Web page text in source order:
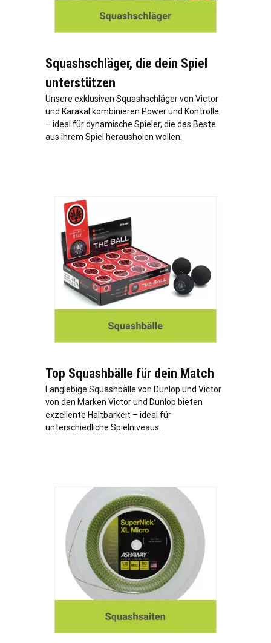
Squashschläger, die dein Spiel
unterstützen
Unsere exklusiven Squashschläger von Victor
und Karakal kombinieren Power und Kontrolle
– ideal für dynamische Spieler, die das Beste
aus ihrem Spiel herausholen wollen.
Top Squashbälle für dein Match
Langlebige Squashbälle von Dunlop und Victor
von den Marken Victor und Dunlop bieten
exzellente Haltbarkeit – ideal für
unterschiedliche Spielniveaus.